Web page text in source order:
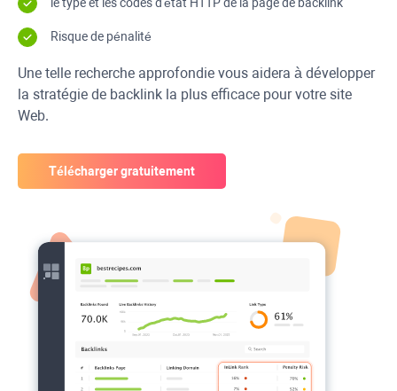
Risque de pénalité
Une telle recherche approfondie vous aidera à développer
la stratégie de backlink la plus efficace pour votre site
Web.
Télécharger gratuitement